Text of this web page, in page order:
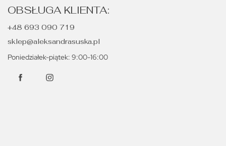
OBSŁUGA KLIENTA:
+48 693 090 719
sklep@aleksandrasuska.pl
Poniedziałek-piątek: 9:00-16:00